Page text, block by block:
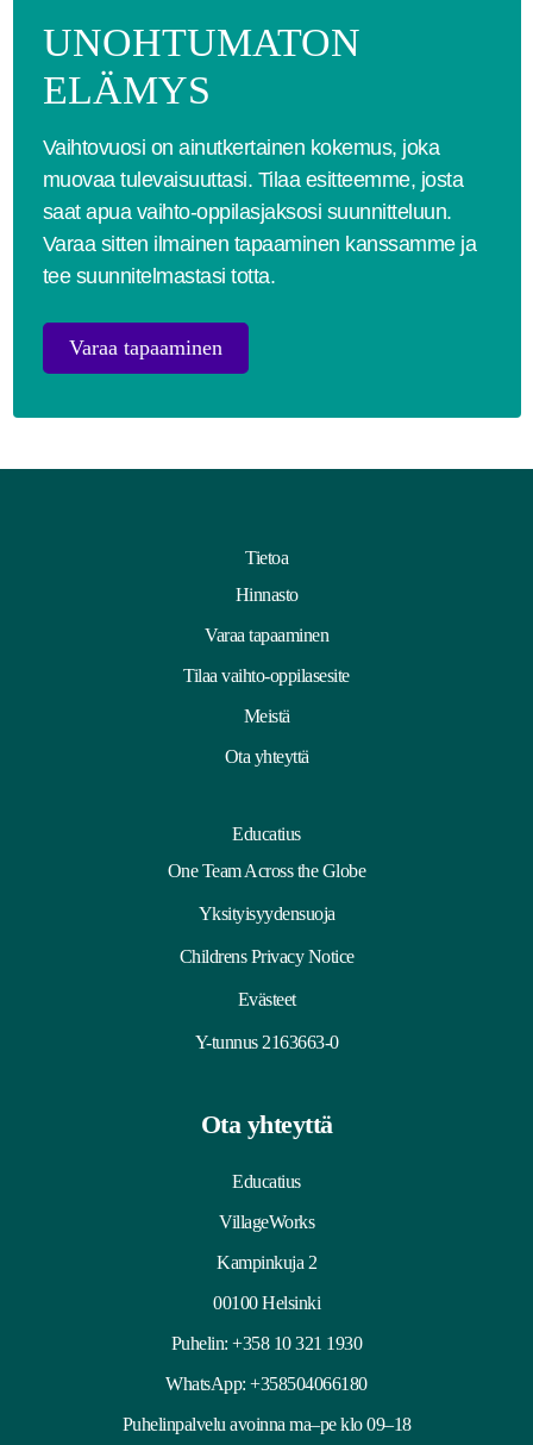
UNOHTUMATON
ELÄMYS
Vaihtovuosi on ainutkertainen kokemus, joka
muovaa tulevaisuuttasi. Tilaa esitteemme, josta
saat apua vaihto-oppilasjaksosi suunnitteluun.
Varaa sitten ilmainen tapaaminen kanssamme ja
tee suunnitelmastasi totta.
Varaa tapaaminen
Tietoa
Hinnasto
Varaa tapaaminen
Tilaa vaihto-oppilasesite
Meistä
Ota yhteyttä
Educatius
One Team Across the Globe
Yksityisyydensuoja
Childrens Privacy Notice
Evästeet
Y-tunnus 2163663-0
Ota yhteyttä
Educatius
VillageWorks
Kampinkuja 2
00100 Helsinki
Puhelin:+358 10 321 1930
WhatsApp: +358504066180
Puhelinpalvelu avoinna ma–pe klo 09–18